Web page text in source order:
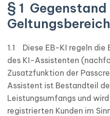
§ 1 Gegenstand
Geltungsbereich
1.1 Diese EB-KI regeln die
des KI-Assistenten
Zusatzfunktion der
Assistent ist Bestandteil
Leistungsumfangs und
registrierten Kunden im